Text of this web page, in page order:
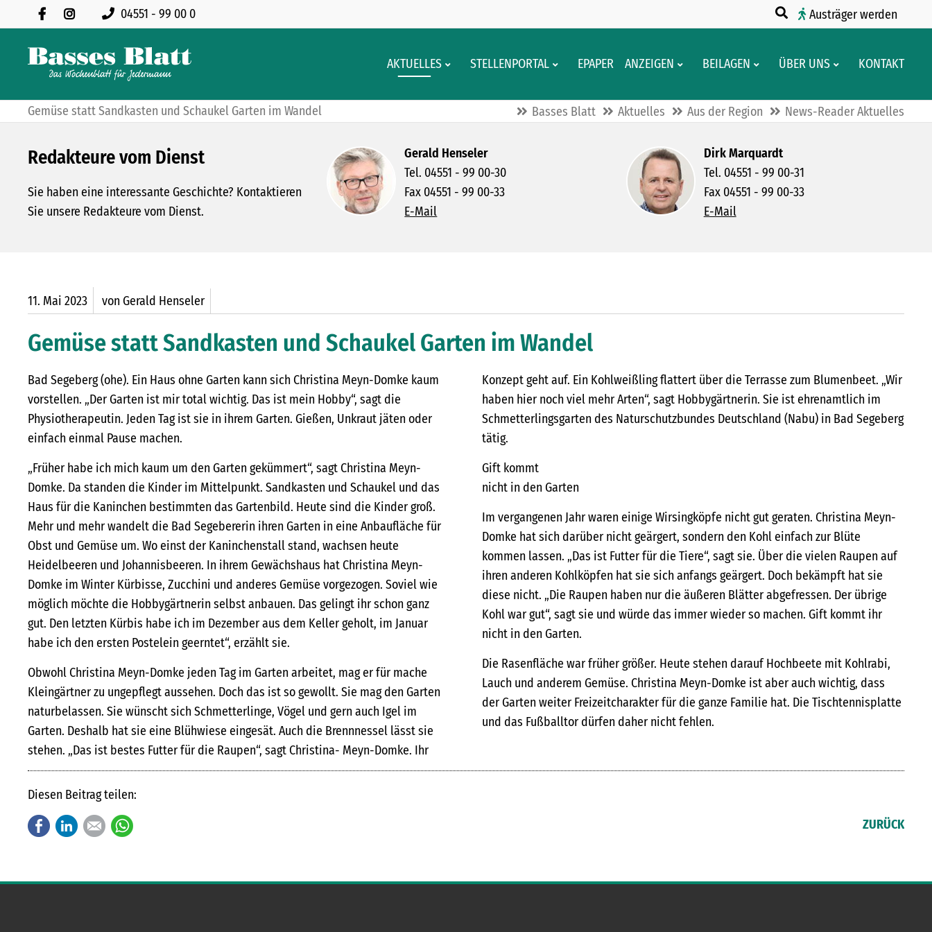
04551 - 99 00 0 Austräger werden
AKTUELLES STELLENPORTAL EPAPER ANZEIGEN BEILAGEN ÜBER UNS KONTAKT
Gemüse statt Sandkasten und Schaukel Garten im Wandel Basses Blatt Aktuelles Aus der Region News-Reader Aktuelles
Redakteure vom Dienst
Sie haben eine interessante Geschichte? Kontaktieren
Sie unsere Redakteure vom Dienst.
Gerald Henseler
Tel. 04551 - 99 00-30
Fax 04551 - 99 00-33
E-Mail
Dirk Marquardt
Tel. 04551 - 99 00-31
Fax 04551 - 99 00-33
E-Mail
11. Mai 2023 von Gerald Henseler
Gemüse statt Sandkasten und Schaukel Garten im Wandel
Bad Segeberg (ohe). Ein Haus ohne Garten kann sich Christina Meyn-Domke kaum
vorstellen. „Der Garten ist mir total wichtig. Das ist mein Hobby“, sagt die
Physiotherapeutin. Jeden Tag ist sie in ihrem Garten. Gießen, Unkraut jäten oder
einfach einmal Pause machen.
„Früher habe ich mich kaum um den Garten gekümmert“, sagt Christina Meyn-
Domke. Da standen die Kinder im Mittelpunkt. Sandkasten und Schaukel und das
Haus für die Kaninchen bestimmten das Gartenbild. Heute sind die Kinder groß.
Mehr und mehr wandelt die Bad Segebererin ihren Garten in eine Anbaufläche für
Obst und Gemüse um. Wo einst der Kaninchenstall stand, wachsen heute
Heidelbeeren und Johannisbeeren. In ihrem Gewächshaus hat Christina Meyn-
Domke im Winter Kürbisse, Zucchini und anderes Gemüse vorgezogen. Soviel wie
möglich möchte die Hobbygärtnerin selbst anbauen. Das gelingt ihr schon ganz
gut. Den letzten Kürbis habe ich im Dezember aus dem Keller geholt, im Januar
habe ich den ersten Postelein geerntet“, erzählt sie.
Obwohl Christina Meyn-Domke jeden Tag im Garten arbeitet, mag er für mache
Kleingärtner zu ungepflegt aussehen. Doch das ist so gewollt. Sie mag den Garten
naturbelassen. Sie wünscht sich Schmetterlinge, Vögel und gern auch Igel im
Garten. Deshalb hat sie eine Blühwiese eingesät. Auch die Brennnessel lässt sie
stehen. „Das ist bestes Futter für die Raupen“, sagt Christina- Meyn-Domke. Ihr
Konzept geht auf. Ein Kohlweißling flattert über die Terrasse zum Blumenbeet. „Wir
haben hier noch viel mehr Arten“, sagt Hobbygärtnerin. Sie ist ehrenamtlich im
Schmetterlingsgarten des Naturschutzbundes Deutschland (Nabu) in Bad Segeberg
tätig.
Gift kommt
nicht in den Garten
Im vergangenen Jahr waren einige Wirsingköpfe nicht gut geraten. Christina Meyn-
Domke hat sich darüber nicht geärgert, sondern den Kohl einfach zur Blüte
kommen lassen. „Das ist Futter für die Tiere“, sagt sie. Über die vielen Raupen auf
ihren anderen Kohlköpfen hat sie sich anfangs geärgert. Doch bekämpft hat sie
diese nicht. „Die Raupen haben nur die äußeren Blätter abgefressen. Der übrige
Kohl war gut“, sagt sie und würde das immer wieder so machen. Gift kommt ihr
nicht in den Garten.
Die Rasenfläche war früher größer. Heute stehen darauf Hochbeete mit Kohlrabi,
Lauch und anderem Gemüse. Christina Meyn-Domke ist aber auch wichtig, dass
der Garten weiter Freizeitcharakter für die ganze Familie hat. Die Tischtennisplatte
und das Fußballtor dürfen daher nicht fehlen.
Diesen Beitrag teilen:
FacebookLinkedInE-mail ZURÜCK